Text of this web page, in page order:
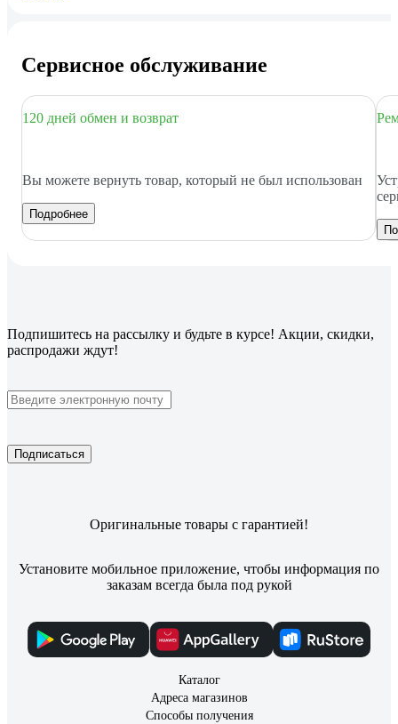
Сервисное обслуживание
120 дней обмен и возврат
Вы можете вернуть товар, который не был использован
Подробнее
Подпишитесь на рассылку и будьте в курсе! Акции, скидки,
распродажи ждут!
Подписаться
Оригинальные товары с гарантией!
Установите мобильное приложение, чтобы информация по
заказам всегда была под рукой
Каталог
Адреса магазинов
Способы получения